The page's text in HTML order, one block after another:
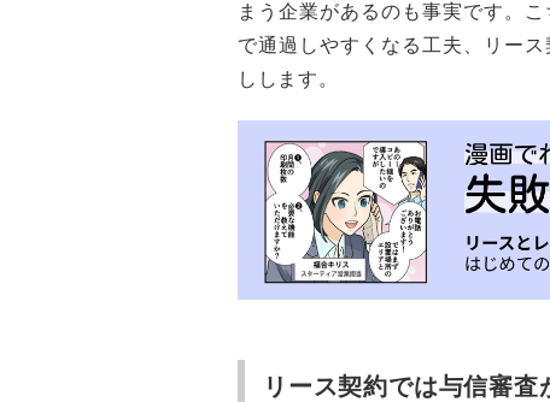
まう企業があるのも事実です。
で通過しやすくなる工夫、リー
しします。
リース契約では与信審査